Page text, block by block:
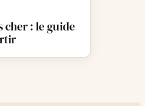
cher : le guide